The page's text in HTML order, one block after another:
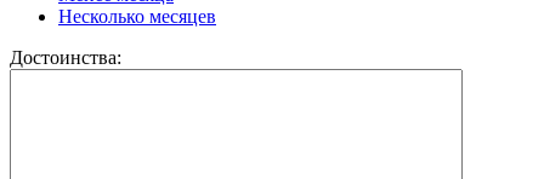
Несколько месяцев
Достоинства: